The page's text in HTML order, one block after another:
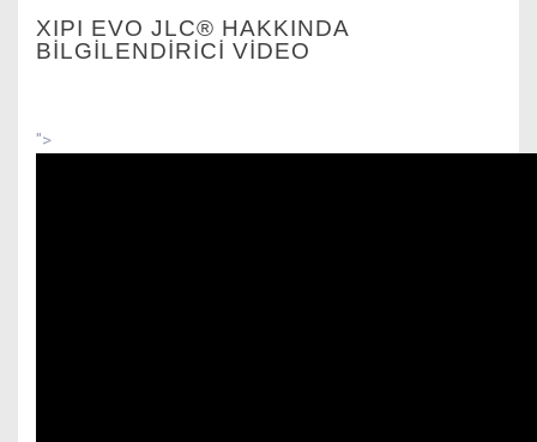
XIPI EVO JLC® HAKKINDA
BİLGİLENDİRİCİ VIDEO
">